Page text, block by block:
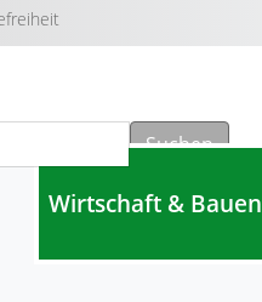
Suchen
Wirtschaft & Bauen